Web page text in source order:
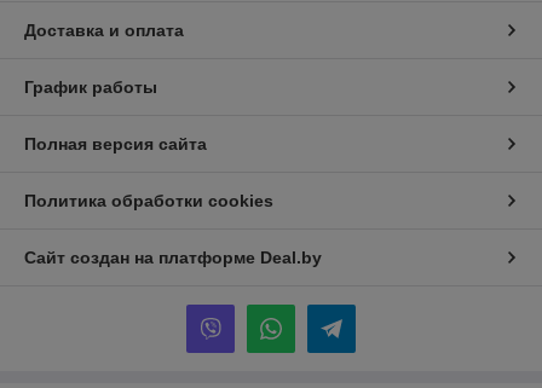
Доставка и оплата
График работы
Полная версия сайта
Политика обработки cookies
Сайт создан на платформе Deal.by